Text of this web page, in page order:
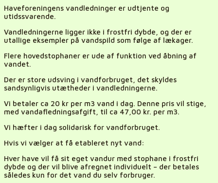
Haveforeningens vandledninger er udtjente og
utidssvarende.
Vandledningerne ligger ikke i frostfri dybde, og der er
utallige eksempler på vandspild som følge af lækager.
Flere hovedstophaner er ude af funktion ved åbning af
vandet.
Der er store udsving i vandforbruget, det skyldes
sandsynligvis utætheder i vandledningerne.
Vi betaler ca 20 kr per m3 vand i dag. Denne pris vil stige,
med vandafledningsafgift, til ca 47,00 kr. per m3.
Vi hæfter i dag solidarisk for vandforbruget.
Hvis vi vælger at få etableret nyt vand:
Hver have vil få sit eget vandur med stophane i frostfri
dybde og der vil blive afregnet individuelt – der betales
således kun for det vand du selv forbruger.